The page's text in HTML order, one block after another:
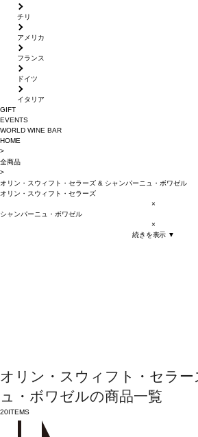
チリ
アメリカ
フランス
ドイツ
イタリア
GIFT
EVENTS
WORLD WINE BAR
HOME
>
全商品
>
オリン・スウィフト・セラーズ& シャンパーニュ・ボワゼル
オリン・スウィフト・セラーズ
×
シャンパーニュ・ボワゼル
×
続きを表示 ▼
オリン・スウィフト・セラ
ュ・ボワゼルの商品一覧
20ITEMS